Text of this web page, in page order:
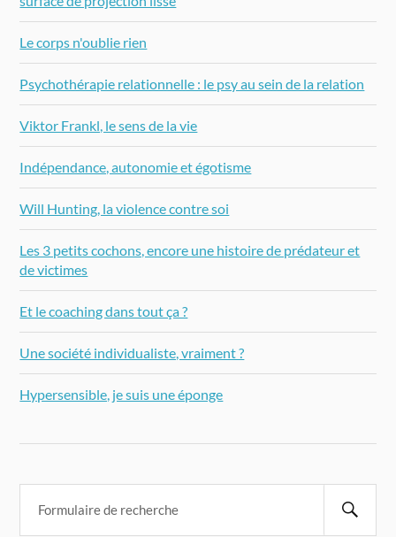
Le corps n'oublie rien
Psychothérapie relationnelle : le psy au sein de la relation
Viktor Frankl, le sens de la vie
Indépendance, autonomie et égotisme
Will Hunting, la violence contre soi
Les 3 petits cochons, encore une histoire de prédateur et
de victimes
Et le coaching dans tout ça ?
Une société individualiste, vraiment ?
Hypersensible, je suis une éponge